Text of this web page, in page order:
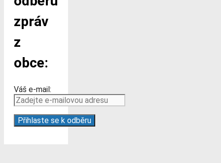
zpráv
z
obce:
Váš e-mail: